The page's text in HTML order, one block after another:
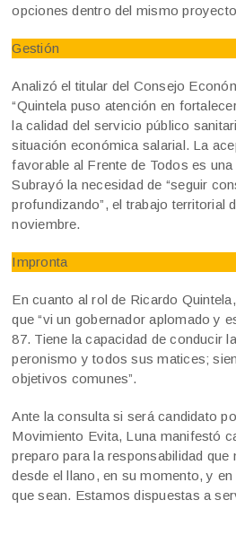
opciones dentro del mismo
Gestión
Analizó el titular del Consejo
“Quintela puso atención en
la calidad del servicio público
situación económica salarial. La
favorable al Frente de Todos es una
Subrayó la necesidad de “seguir
profundizando”, el trabajo territorial
noviembre.
Impronta
En cuanto al rol de Ricardo
que “vi un gobernador aplomado y
87. Tiene la capacidad de conducir
peronismo y todos sus matices;
objetivos comunes”.
Ante la consulta si será candidato
Movimiento Evita, Luna manifestó
preparo para la responsabilidad que
desde el llano, en su momento, y
que sean. Estamos dispuestas a